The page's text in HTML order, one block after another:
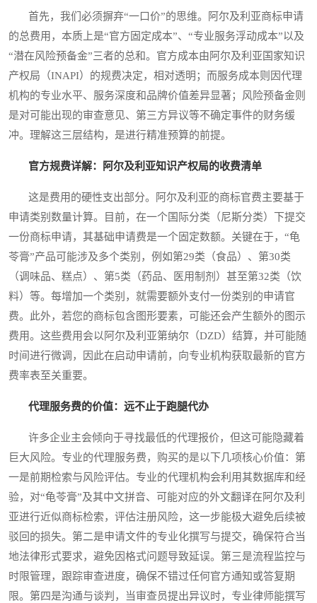
首先，我们必须摒弃“一口价”的思维。阿尔及利亚商标申请
的总费用，本质上是“官方固定成本”、“专业服务浮动成本”以及
“潜在风险预备金”三者的总和。官方成本由阿尔及利亚国家知识
产权局（INAPI）的规费决定，相对透明；而服务成本则因代理
机构的专业水平、服务深度和品牌价值差异显著；风险预备金则
是对可能出现的审查意见、第三方异议等不确定事件的财务缓
冲。理解这三层结构，是进行精准预算的前提。
官方规费详解：阿尔及利亚知识产权局的收费清单
这是费用的硬性支出部分。阿尔及利亚的商标官费主要基于
申请类别数量计算。目前，在一个国际分类（尼斯分类）下提交
一份商标申请，其基础申请费是一个固定数额。关键在于，“龟
苓膏”产品可能涉及多个类别，例如第29类（食品）、第30类
（调味品、糕点）、第5类（药品、医用制剂）甚至第32类（饮
料）等。每增加一个类别，就需要额外支付一份类别的申请官
费。此外，若您的商标包含图形要素，可能还会产生额外的图示
费用。这些费用会以阿尔及利亚第纳尔（DZD）结算，并可能随
时间进行微调，因此在启动申请前，向专业机构获取最新的官方
费率表至关重要。
代理服务费的价值：远不止于跑腿代办
许多企业主会倾向于寻找最低的代理报价，但这可能隐藏着
巨大风险。专业的代理服务费，购买的是以下几项核心价值：第
一是前期检索与风险评估。专业的代理机构会利用其数据库和经
验，对“龟苓膏”及其中文拼音、可能对应的外文翻译在阿尔及利
亚进行近似商标检索，评估注册风险，这一步能极大避免后续被
驳回的损失。第二是申请文件的专业化撰写与提交，确保符合当
地法律形式要求，避免因格式问题导致延误。第三是流程监控与
时限管理，跟踪审查进度，确保不错过任何官方通知或答复期
限。第四是沟通与谈判，当审查员提出异议时，专业律师能撰写